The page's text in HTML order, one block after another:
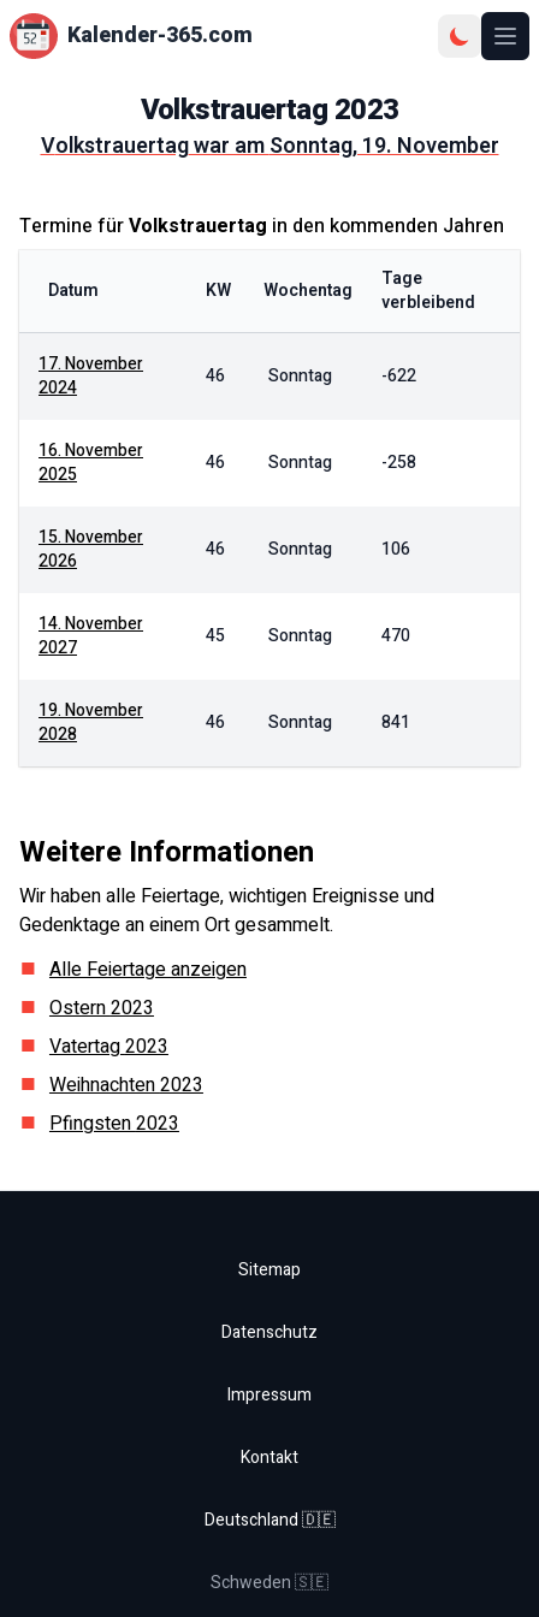
Kalender-365.com
Volkstrauertag 2023
Volkstrauertagwar amSonntag, 19. November
Termine fürVolkstrauertag in den kommenden Jahren
Datum KW Wochentag
Tage
verbleibend
17. November
2024
46 Sonntag -622
16. November
2025
46 Sonntag -258
15. November
2026
46 Sonntag 106
14. November
2027
45 Sonntag 470
19. November
2028
46 Sonntag 841
Weitere Informationen
Wir haben alle Feiertage, wichtigen Ereignisse und
Gedenktage an einem Ort gesammelt.
Alle Feiertage anzeigen
Ostern2023
Vatertag2023
Weihnachten2023
Pfingsten2023
Sitemap
Datenschutz
Impressum
Kontakt
Deutschland 🇩🇪
Schweden 🇸🇪